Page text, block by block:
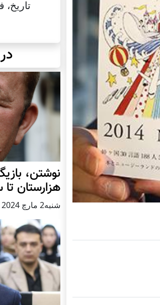
تاریخ،
نوشتن،
هزارستان
شنبه2 مارچ 2024